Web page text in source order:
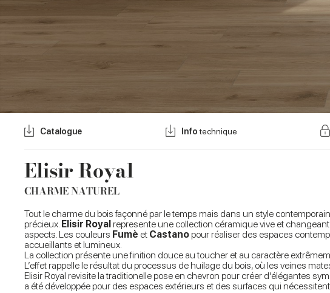
Elisir Royal
CHARME NATUREL
Catalogue Infotechnique
Tout le charme du bois façonné par le temps mais dans un style
précieux. Elisir Royal represente une collection céramique vive et
aspects. Les couleurs Fumè et Castanopour réaliser des espaces
accueillants et lumineux.
La collection présente une finition douce au toucher et au caractère
L’effet rappelle le résultat du processus de huilage du bois, où les veines
Elisir Royal revisite la traditionelle pose en chevron pour créer d’élégantes
a été développée pour des espaces extérieurs et des surfaces qui